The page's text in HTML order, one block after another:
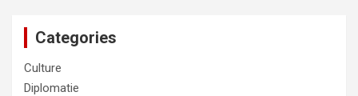
Categories
Culture
Diplomatie